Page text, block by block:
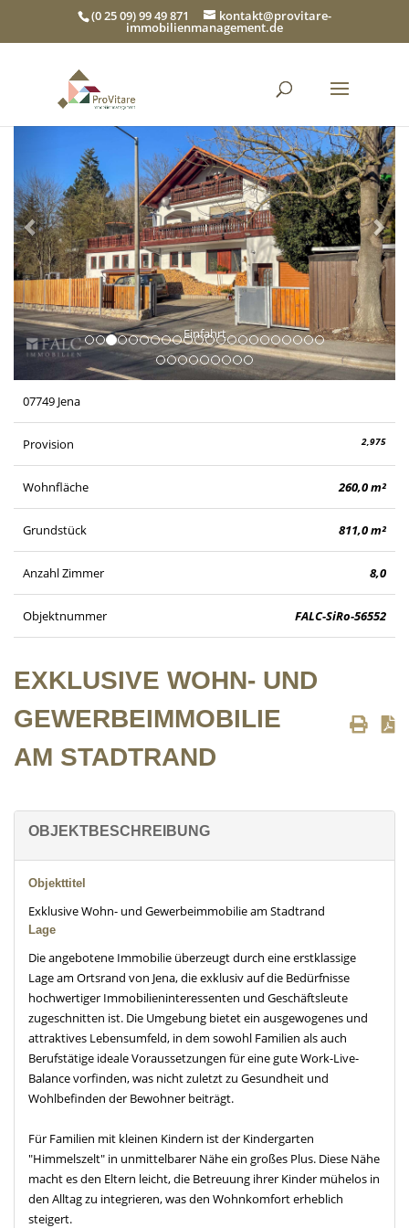
(0 25 09) 99 49 871 kontakt@provitare-
immobilienmanagement.de
Einfahrt
Zurück
07749 Jena
Provision 2,975
Wohnfläche 260,0 m²
Grundstück 811,0 m²
Anzahl Zimmer 8,0
Objektnummer FALC-SiRo-56552
EXKLUSIVE WOHN- UND
GEWERBEIMMOBILIE
AM STADTRAND
OBJEKTBESCHREIBUNG
Objekttitel
Exklusive Wohn- und Gewerbeimmobilie am Stadtrand
Lage
Die angebotene Immobilie überzeugt durch eine erstklassige
Lage am Ortsrand von Jena, die exklusiv auf die Bedürfnisse
hochwertiger Immobilieninteressenten und Geschäftsleute
zugeschnitten ist. Die Umgebung bietet ein ausgewogenes und
attraktives Lebensumfeld, in dem sowohl Familien als auch
Berufstätige ideale Voraussetzungen für eine gute Work-Live-
Balance vorfinden, was nicht zuletzt zu Gesundheit und
Wohlbefinden der Bewohner beiträgt.
Für Familien mit kleinen Kindern ist der Kindergarten
"Himmelszelt" in unmittelbarer Nähe ein großes Plus. Diese Nähe
macht es den Eltern leicht, die Betreuung ihrer Kinder mühelos in
den Alltag zu integrieren, was den Wohnkomfort erheblich
steigert.